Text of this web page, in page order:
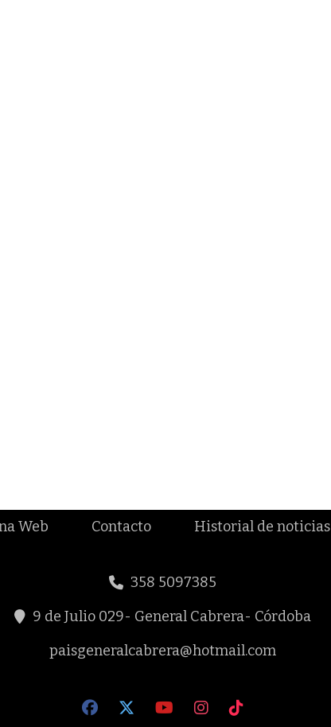
Web Contacto Historial de noticias
358 5097385
9 de Julio 029- General Cabrera- Córdoba
paisgeneralcabrera@hotmail.com